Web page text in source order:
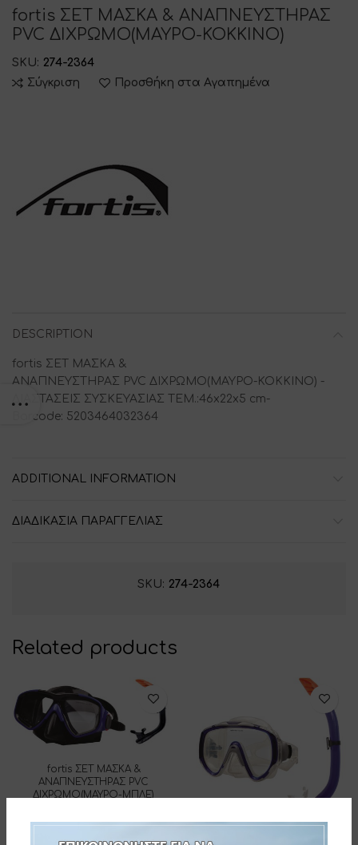
fortis ΣΕΤ ΜΑΣΚΑ & ΑΝΑΠΝΕΥΣΤΗΡΑΣ
PVC ΔΙΧΡΩΜΟ(ΜΑΥΡΟ-ΚΟΚΚΙΝΟ)
SKU: 274-2364
Σύγκριση
Προσθήκη στα Αγαπημένα
DESCRIPTION
fortis ΣΕΤ ΜΑΣΚΑ &
ΑΝΑΠΝΕΥΣΤΗΡΑΣ PVC ΔΙΧΡΩΜΟ(ΜΑΥΡΟ-ΚΟΚΚΙΝΟ) -
ΔΙΑΣΤΑΣΕΙΣ ΣΥΣΚΕΥΑΣΙΑΣ ΤΕΜ.:46x22x5 cm-
Barcode: 5203464032364
ADDITIONAL INFORMATION
ΔΙΑΔΙΚΑΣΙΑ ΠΑΡΑΓΓΕΛΙΑΣ
SKU: 274-2364
Related products
fortis ΣΕΤ ΜΑΣΚΑ &
ΑΝΑΠΝΕΥΣΤΗΡΑΣ PVC
ΔΙΧΡΩΜΟ(ΜΑΥΡΟ-ΜΠΛΕ)